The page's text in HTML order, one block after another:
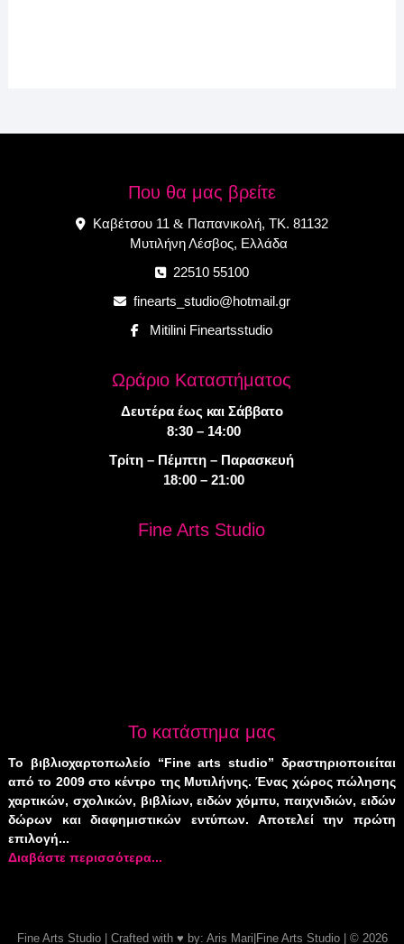
Που θα μας βρείτε
Καβέτσου 11 &Παπανικολή, ΤΚ. 81132
Μυτιλήνη Λέσβος, Ελλάδα
22510 55100
finearts_studio@hotmail.gr
Mitilini Fineartsstudio
Ωράριο Καταστήματος
Δευτέρα έως και Σάββατο
8:30 – 14:00
Τρίτη – Πέμπτη – Παρασκευή
18:00 – 21:00
Fine Arts Studio
Το κατάστημα μας
Το βιβλιοχαρτοπωλείο “Fine arts studio” δραστηριοποιείται
από το 2009 στο κέντρο της Μυτιλήνης. Ένας χώρος πώλησης
χαρτικών, σχολικών, βιβλίων, ειδών χόμπυ, παιχνιδιών, ειδών
δώρων και διαφημιστικών εντύπων. Αποτελεί την πρώτη
επιλογή...
Διαβάστε περισσότερα...
Fine Arts Studio| Crafted with ♥ by: Aris Mari Fine Arts Studio| © 2026